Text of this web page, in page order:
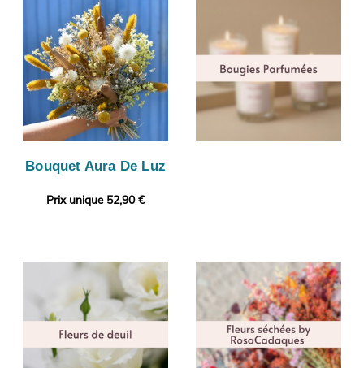
Bouquet Aura De Luz
Prix unique 52,90 €